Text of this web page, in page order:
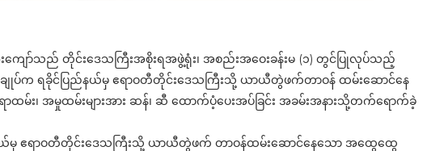
းကျော်သည် တိုင်းဒေသကြီးအစိုးရအဖွဲ့ရုံး၊ အစည်းအဝေးခန်းမ (၁) တွင်ပြုလုပ်သည့်
ချုပ်က ရခိုင်ပြည်နယ်မှ ဧရာဝတီတိုင်းဒေသကြီးသို့ ယာယီတွဲဖက်တာဝန် ထမ်းဆောင်နေ
ထမ်း၊ အမှုထမ်းများအား ဆန်၊ ဆီ ထောက်ပံ့ပေးအပ်ခြင်း အခမ်းအနားသို့တက်ရောက်ခဲ့
ည်နယ်မှ ဧရာဝတီတိုင်းဒေသကြီးသို့ ယာယီတွဲဖက် တာဝန်ထမ်းဆောင်နေသော အထွေထွေ